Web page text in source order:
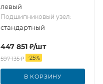
левый
Подшипниковый узел:
стандартный
447 851 ₽/шт
597 135₽ -25%
В КОРЗИНУ